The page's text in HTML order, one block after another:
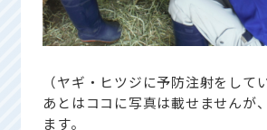
（ヤギ・ヒツジに予防注射をして
あとはココに写真は載せませんが
ます。